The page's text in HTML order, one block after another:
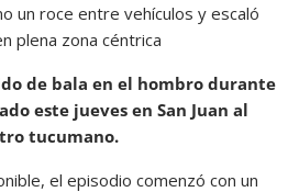
un roce entre vehículos y escaló
plena zona céntrica
de bala en el hombro durante
este jueves en San Juan al
tucumano.
el episodio comenzó con un